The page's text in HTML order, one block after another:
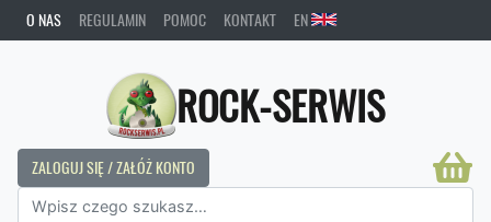
O NAS REGULAMIN POMOC KONTAKT EN
ROCK-SERWIS
ZALOGUJ SIĘ / ZAŁÓŻ KONTO